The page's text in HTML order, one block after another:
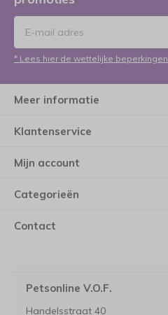
* Lees hier de wettelijke beperkingen
Meer informatie
Klantenservice
Mijn account
Categorieën
Contact
Petsonline V.O.F.
Handelsstraat 40